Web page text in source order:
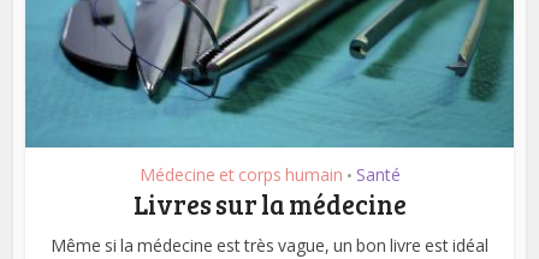
Médecine et corps humain • Santé
Livres sur la médecine
Même si la médecine est très vague, un bon livre est idéal